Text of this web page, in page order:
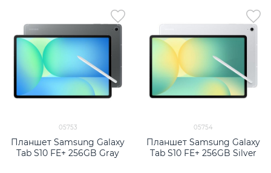
05753
Планшет Samsung Galaxy
Tab S10 FE+ 256GB Gray
05754
Планшет Samsung Galaxy
Tab S10 FE+ 256GB Silver